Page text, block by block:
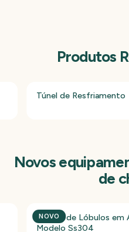
Produtos
Túnel de Resfriamento
Novos
de
NOVO
Bomba de Lóbulos em
Modelo Ss304